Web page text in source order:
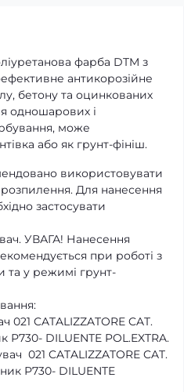
фарба DTM з
антикорозійне
бетону та оцинкованих
одношарових і
може
або як грунт-фініш.
використовувати
Для нанесення
застосувати
УВАГА! Нанесення
при роботі з
та у режимі грунт-
021 CATALIZZATORE CAT.
DILUENTE POL.EXTRA.
021 CATALIZZATORE CAT.
DILUENTE